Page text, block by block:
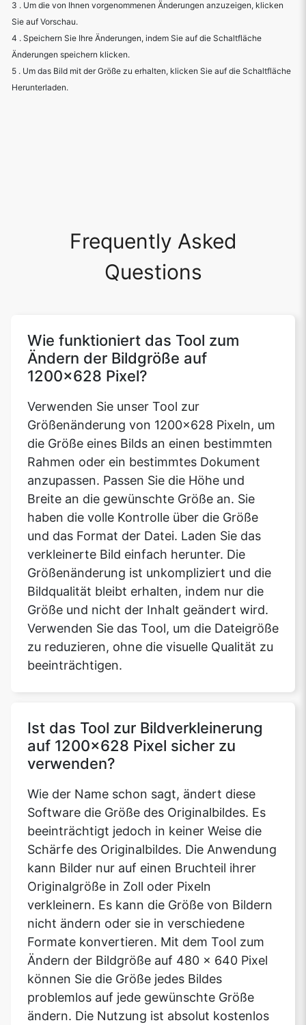
3 . Um die von Ihnen vorgenommenen Änderungen anzuzeigen, klicken
Sie auf Vorschau.
4 . Speichern Sie Ihre Änderungen, indem Sie auf die Schaltfläche
Änderungen speichern klicken.
5 . Um das Bild mit der Größe zu erhalten, klicken Sie auf die Schaltfläche
Herunterladen.
Frequently Asked
Questions
Wie funktioniert das Tool zum
Ändern der Bildgröße auf
1200x628 Pixel?
Verwenden Sie unser Tool zur
Größenänderung von 1200x628 Pixeln, um
die Größe eines Bilds an einen bestimmten
Rahmen oder ein bestimmtes Dokument
anzupassen. Passen Sie die Höhe und
Breite an die gewünschte Größe an. Sie
haben die volle Kontrolle über die Größe
und das Format der Datei. Laden Sie das
verkleinerte Bild einfach herunter. Die
Größenänderung ist unkompliziert und die
Bildqualität bleibt erhalten, indem nur die
Größe und nicht der Inhalt geändert wird.
Verwenden Sie das Tool, um die Dateigröße
zu reduzieren, ohne die visuelle Qualität zu
beeinträchtigen.
Ist das Tool zur Bildverkleinerung
auf 1200x628 Pixel sicher zu
verwenden?
Wie der Name schon sagt, ändert diese
Software die Größe des Originalbildes. Es
beeinträchtigt jedoch in keiner Weise die
Schärfe des Originalbildes. Die Anwendung
kann Bilder nur auf einen Bruchteil ihrer
Originalgröße in Zoll oder Pixeln
verkleinern. Es kann die Größe von Bildern
nicht ändern oder sie in verschiedene
Formate konvertieren. Mit dem Tool zum
Ändern der Bildgröße auf 480 x 640 Pixel
können Sie die Größe jedes Bildes
problemlos auf jede gewünschte Größe
ändern. Die Nutzung ist absolut kostenlos